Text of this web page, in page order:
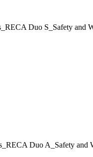
Duo S_Safety and
Duo A_Safety and